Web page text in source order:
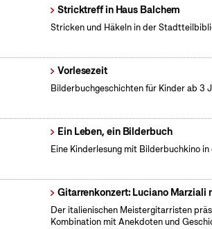
Stricktreff in Haus Balchem
Stricken und Häkeln in der
Vorlesezeit
Bilderbuchgeschichten für Kinder ab 3
Ein Leben, ein Bilderbuch
Eine Kinderlesung mit Bilderbuchkino
Gitarrenkonzert: Luciano Marziali
Der italienischen Meistergitarristen
Kombination mit Anekdoten und